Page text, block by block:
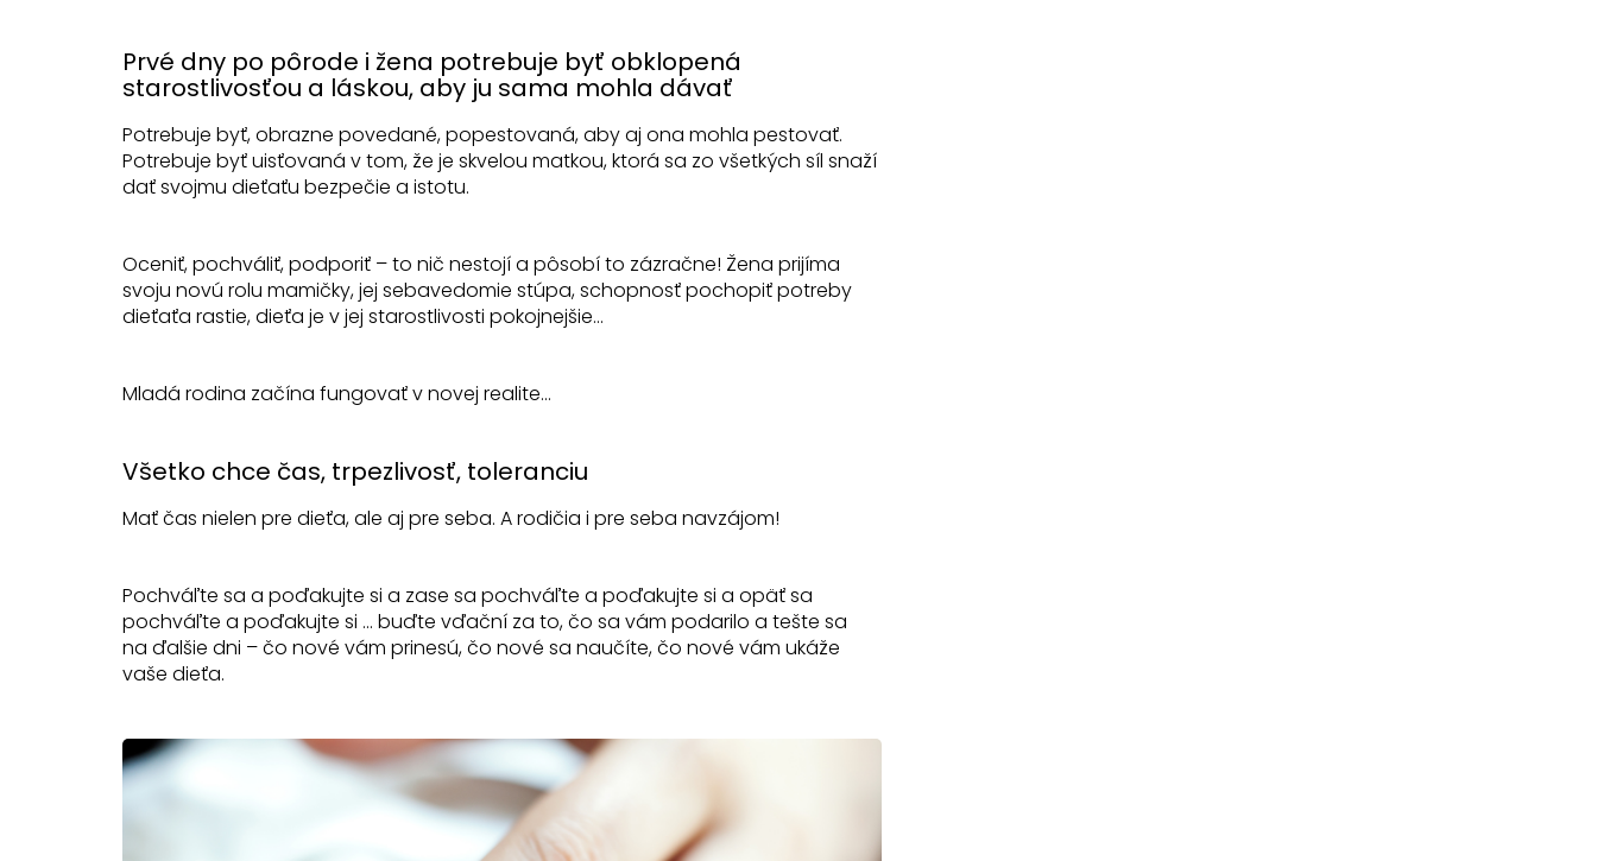
Prvé dny po pôrode i žena potrebuje byť obklopená
starostlivosťou a láskou, aby ju sama mohla dávať
Potrebuje byť, obrazne povedané, popestovaná, aby aj ona mohla pestovať.
Potrebuje byť uisťovaná v tom, že je skvelou matkou, ktorá sa zo všetkých síl snaží
dať svojmu dieťaťu bezpečie a istotu.
Oceniť, pochváliť, podporiť – to nič nestojí a pôsobí to zázračne! Žena prijíma
svoju novú rolu mamičky, jej sebavedomie stúpa, schopnosť pochopiť potreby
dieťaťa rastie, dieťa je v jej starostlivosti pokojnejšie...
Mladá rodina začína fungovať v novej realite...
Všetko chce čas, trpezlivosť, toleranciu
Mať čas nielen pre dieťa, ale aj pre seba. A rodičia i pre seba navzájom!
Pochváľte sa a poďakujte si a zase sa pochváľte a poďakujte si a opäť sa
pochváľte a poďakujte si ... buďte vďační za to, čo sa vám podarilo a tešte sa
na ďalšie dni – čo nové vám prinesú, čo nové sa naučíte, čo nové vám ukáže
vaše dieťa.